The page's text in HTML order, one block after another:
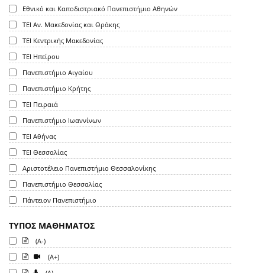
Εθνικό και Καποδιστριακό Πανεπιστήμιο Αθηνών
ΤΕΙ Αν. Μακεδονίας και Θράκης
ΤΕΙ Κεντρικής Μακεδονίας
ΤΕΙ Ηπείρου
Πανεπιστήμιο Αιγαίου
Πανεπιστήμιο Κρήτης
ΤΕΙ Πειραιά
Πανεπιστήμιο Ιωαννίνων
ΤΕΙ Αθήνας
ΤΕΙ Θεσσαλίας
Αριστοτέλειο Πανεπιστήμιο Θεσσαλονίκης
Πανεπιστήμιο Θεσσαλίας
Πάντειον Πανεπιστήμιο
ΤΥΠΟΣ ΜΑΘΗΜΑΤΟΣ
(A-)
(A+)